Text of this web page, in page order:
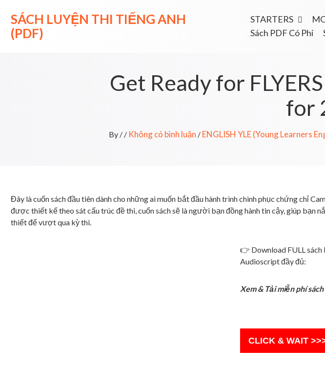
content
SÁCH LUYỆN THI TIẾNG ANH
(PDF)
STARTERS
Sách PDF Có Phí
Get Ready for
for
By / / Không có bình luận / ENGLISH YLE (Young Learners
Đây là cuốn sách đầu tiên dành cho những ai muốn bắt đầu hành trình chinh phục chứng chỉ
được thiết kế theo sát cấu trúc đề thi, cuốn sách sẽ là người bạn đồng hành tin cậy, giúp bạn
thiết để vượt qua kỳ thi.
👉 Download FULL sách
Audioscript đầy đủ:
Xem & Tải miễn phí sách
CLICK & WAIT